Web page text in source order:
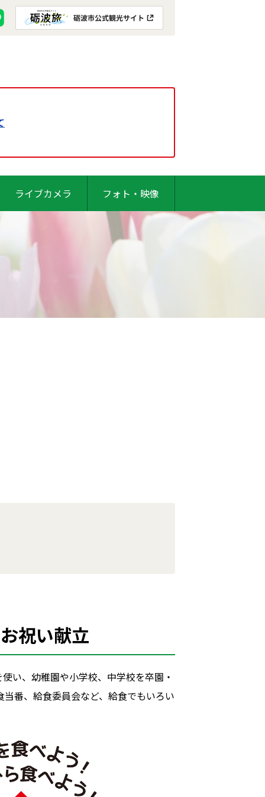
ライブカメラ フォト・映像
祝い献立
い、幼稚園や小学校、中学校を卒園・
番、給食委員会など、給食でもいろい